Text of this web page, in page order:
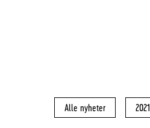
Alle nyheter 2021